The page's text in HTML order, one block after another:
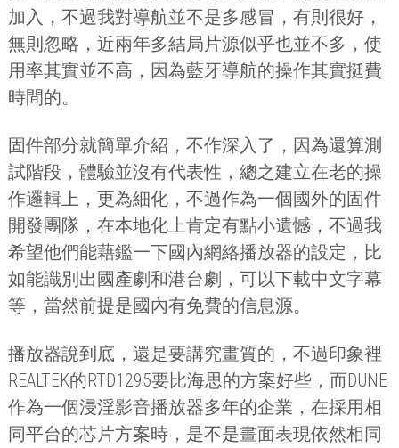
加入，不過我對導航並不是多感冒，有則很好，
無則忽略，近兩年多結局片源似乎也並不多，使
用率其實並不高，因為藍牙導航的操作其實挺費
時間的。
固件部分就簡單介紹，不作深入了，因為還算測
試階段，體驗並沒有代表性，總之建立在老的操
作邏輯上，更為細化，不過作為一個國外的固件
開發團隊，在本地化上肯定有點小遺憾，不過我
希望他們能藉鑑一下國內網絡播放器的設定，比
如能識別出國產劇和港台劇，可以下載中文字幕
等，當然前提是國內有免費的信息源。
播放器說到底，還是要講究畫質的，不過印象裡
REALTEK的RTD1295要比海思的方案好些，而DUNE
作為一個浸淫影音播放器多年的企業，在採用相
同平台的芯片方案時，是不是畫面表現依然相同